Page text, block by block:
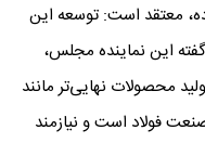
معتقد است: توسعه این
این نماینده مجلس،
محصولات نهایی‌تر مانند
فولاد است و نیازمند